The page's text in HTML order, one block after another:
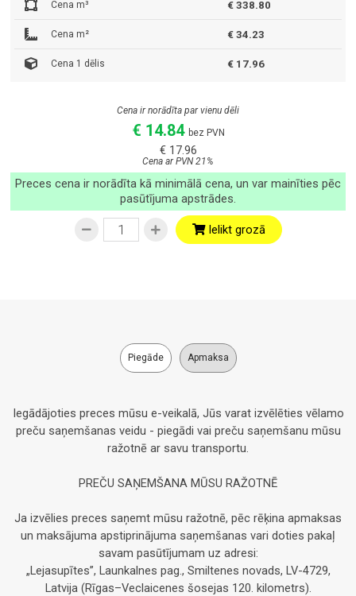
Cena m³ € 338.80
Cena m² € 34.23
Cena 1 dēlis € 17.96
Cena ir norādīta par vienu dēli
€ 14.84 bez PVN
€ 17.96
Cena ar PVN 21%
Preces cena ir norādīta kā minimālā cena, un var mainīties pēc
pasūtījuma apstrādes.
Ielikt grozā
Piegāde Apmaksa
Iegādājoties preces mūsu e-veikalā, Jūs varat izvēlēties vēlamo
preču saņemšanas veidu - piegādi vai preču saņemšanu mūsu
ražotnē ar savu transportu.
PREČU SAŅEMŠANA MŪSU RAŽOTNĒ
Ja izvēlies preces saņemt mūsu ražotnē, pēc rēķina apmaksas
un maksājuma apstiprinājuma saņemšanas vari doties pakaļ
savam pasūtījumam uz adresi:
„Lejasupītes”, Launkalnes pag., Smiltenes novads, LV-4729,
Latvija (Rīgas–Veclaicenes šosejas 120. kilometrs).